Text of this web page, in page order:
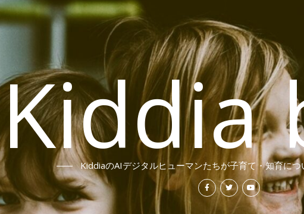
Kiddia
KiddiaのAIデジタルヒューマンたちが子育て・知育に